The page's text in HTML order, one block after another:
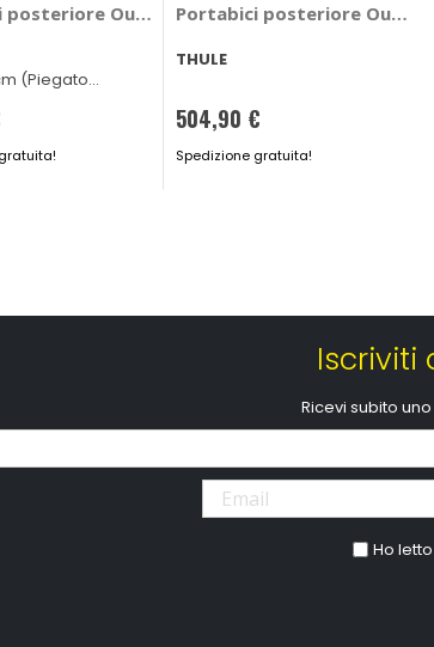
Outway Hanging 995 - THULE
(Piegato
Portabici posteriore Outway
THULE
504,90 €
Spedizione gratuita!
Iscriviti
Ricevi subito
Ho